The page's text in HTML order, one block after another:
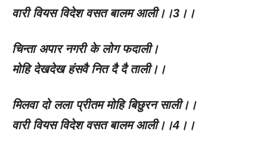
वारी वियस विदेश वसत बालम आली।।3 ।।
चिन्ता अपार नगरी के लोग फदाली।
मोहि देखदेख हंसवै नित दै दै ताली।।
मिलवा दो लला प्रीतम मोहि बिछुरन साली।।
वारी वियस विदेश वसत बालम आली।।4 ।।